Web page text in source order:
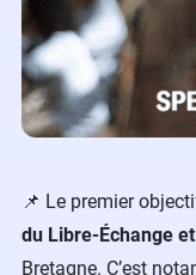
📌 Le premier
du Libre-Échange
Bretagne. C’est